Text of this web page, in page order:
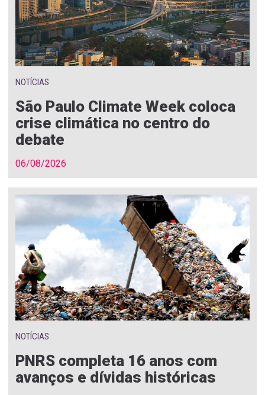
NOTÍCIAS
São Paulo Climate Week coloca
crise climática no centro do
debate
06/08/2026
NOTÍCIAS
PNRS completa 16 anos com
avanços e dívidas históricas